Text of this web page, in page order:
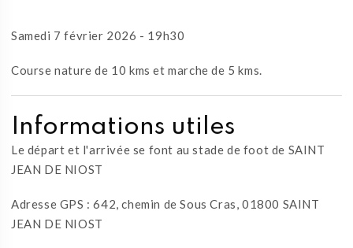
Samedi 7 février 2026 - 19h30
Course nature de 10 kms et marche de 5 kms.
Informations utiles
Le départ et l'arrivée se font au stade de foot de SAINT
JEAN DE NIOST
Adresse GPS : 642, chemin de Sous Cras, 01800 SAINT
JEAN DE NIOST